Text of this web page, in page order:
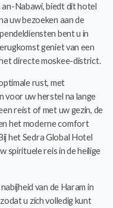
Nabawi, biedt dit hotel
uw bezoeken aan de
bent u in
geniet van een
directe moskee-district.
rust, met
voor uw herstel na lange
reist of met uw gezin, de
het moderne comfort
het Sedra Global Hotel
spirituele reis in de heilige
van de Haram in
u zich volledig kunt